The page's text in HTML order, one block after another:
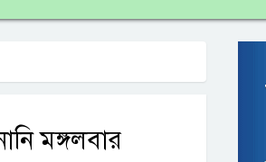
মঙ্গলবার